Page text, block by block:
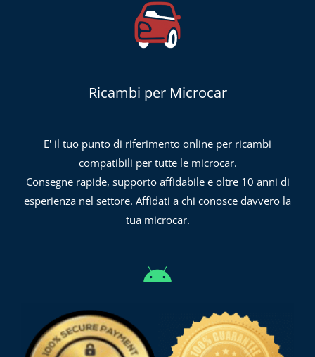
Ricambi per Microcar
E' il tuo punto di riferimento online per ricambi
compatibili per tutte le microcar.
Consegne rapide, supporto affidabile e oltre 10 anni di
esperienza nel settore. Affidati a chi conosce davvero la
tua microcar.